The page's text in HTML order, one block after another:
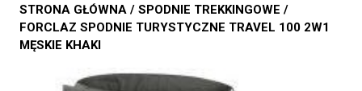
STRONA GŁÓWNA / SPODNIE TREKKINGOWE /
FORCLAZ SPODNIE TURYSTYCZNE TRAVEL 100 2W1
MĘSKIE KHAKI